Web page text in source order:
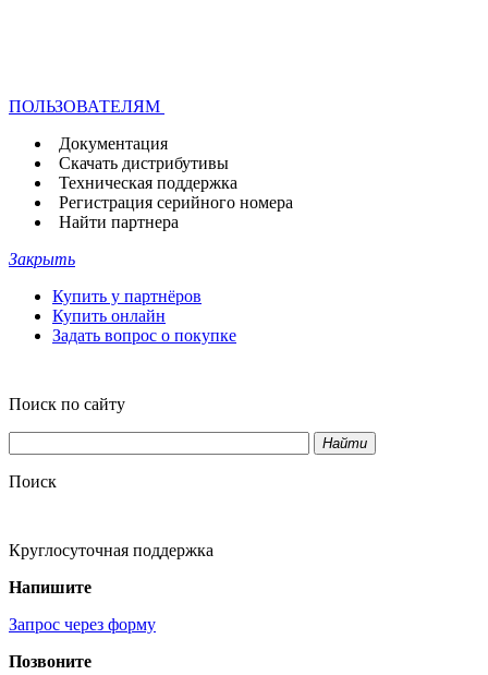
ПОЛЬЗОВАТЕЛЯМ
Документация
Скачать дистрибутивы
Техническая поддержка
Регистрация серийного номера
Найти партнера
Закрыть
Купить у партнёров
Купить онлайн
Задать вопрос о покупке
Поиск по сайту
Найти
Поиск
Круглосуточная поддержка
Напишите
Запрос через форму
Позвоните